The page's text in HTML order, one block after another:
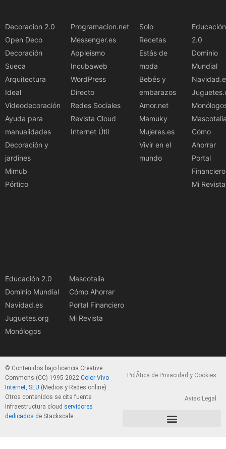
Decoracion 2.0
Open Deco
Decoración
Sueca
Arquitectura
Ideal
Videodecoración
Ayuda para
manualidades
Decoración y
jardines
Mimub
Pórtico
Programacion.net
Messenger.es
Appleismo
Incubaweb
WordPress
Directo
Redes Sociales
Revista Cloud
Internet Útil
Solo
Recetas
Estás de
moda
Bebés y
embarazos
Amor.net
Mamuky
Mujeres.es
Vivir en el
mundo
Educación
2.0
Dominio
Mundial
Cómo
Ahorrar
Portal
Financiero
Mi Revista
Educación 2.0
Dominio Mundial
Navidad.es
Juguetes.org
Monólogos
Mascotalia
Cómo Ahorrar
Portal Financiero
Mi Revista
© Contenidos bajo licencia Creative
Commons (CC) 1995-2022 Color Vivo
Internet, SLU (Medios y Redes online).
Otros contenidos se cita fuente.
Infraestructura cloud servidores
dedicados de Stackscale.
PolÃ­tica de Privacidad y Cookies
Aviso Legal